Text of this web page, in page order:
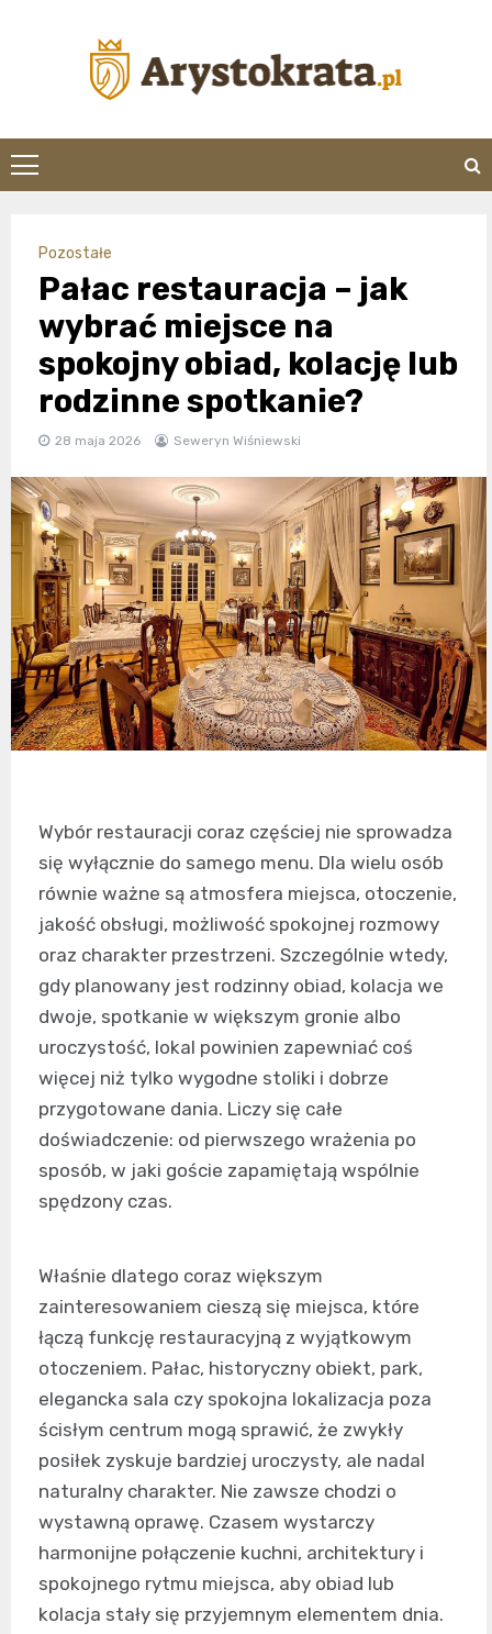
arystokrata.pl
Pozostałe
Pałac restauracja – jak
wybrać miejsce na
spokojny obiad, kolację lub
rodzinne spotkanie?
28 maja 2026 Seweryn Wiśniewski
Wybór restauracji coraz częściej nie sprowadza
się wyłącznie do samego menu. Dla wielu osób
równie ważne są atmosfera miejsca, otoczenie,
jakość obsługi, możliwość spokojnej rozmowy
oraz charakter przestrzeni. Szczególnie wtedy,
gdy planowany jest rodzinny obiad, kolacja we
dwoje, spotkanie w większym gronie albo
uroczystość, lokal powinien zapewniać coś
więcej niż tylko wygodne stoliki i dobrze
przygotowane dania. Liczy się całe
doświadczenie: od pierwszego wrażenia po
sposób, w jaki goście zapamiętają wspólnie
spędzony czas.
Właśnie dlatego coraz większym
zainteresowaniem cieszą się miejsca, które
łączą funkcję restauracyjną z wyjątkowym
otoczeniem. Pałac, historyczny obiekt, park,
elegancka sala czy spokojna lokalizacja poza
ścisłym centrum mogą sprawić, że zwykły
posiłek zyskuje bardziej uroczysty, ale nadal
naturalny charakter. Nie zawsze chodzi o
wystawną oprawę. Czasem wystarczy
harmonijne połączenie kuchni, architektury i
spokojnego rytmu miejsca, aby obiad lub
kolacja stały się przyjemnym elementem dnia.